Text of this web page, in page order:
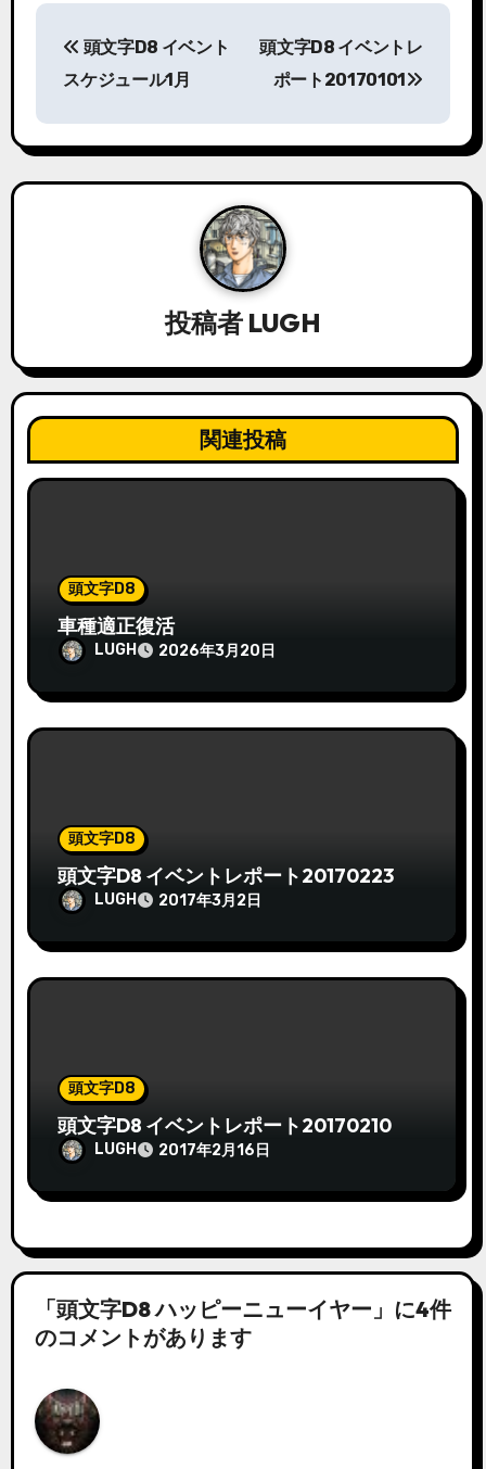
投
稿
ナ
ビ
ン
頭文字D8 イベント
スケジュール1月
頭文字D8 イベントレ
ポート20170101
投稿者 LUGH
関連投稿
頭文字D8
車種適正復活
LUGH 2026年3月20日
頭文字D8
頭文字D8 イベントレポート20170223
LUGH 2017年3月2日
頭文字D8
頭文字D8 イベントレポート20170210
LUGH 2017年2月16日
「頭文字D8 ハッピーニューイヤー」に4件
のコメントがあります